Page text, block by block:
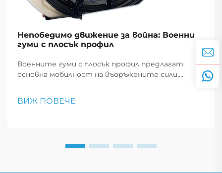
Непобедимо движение за война: Военни
гуми с плосък профил
Военните гуми с плосък профил предлагат
основна мобилност на въоръжените сили,
от съществено значение за тактически
ВИЖ ПОВЕЧЕ